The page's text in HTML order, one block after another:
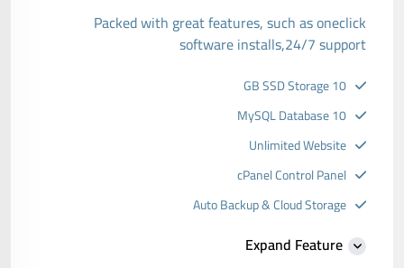
Packed with great features, such as oneclick
software installs,24/7 support
10 GB SSD Storage
10 MySQL Database
Unlimited Website
cPanel Control Panel
Auto Backup & Cloud Storage
Free Supersonic CDN
Expand Feature